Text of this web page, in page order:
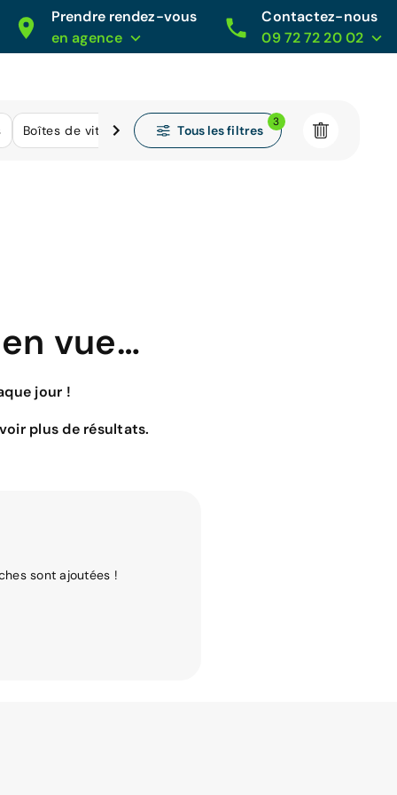
Prendre rendez-vous
en agence
Contactez-nous
09 72 72 20 02
Boîtes de vitesse Kilométrage
Tous les filtres
3
vue…
jour !
plus de résultats.
sont ajoutées !